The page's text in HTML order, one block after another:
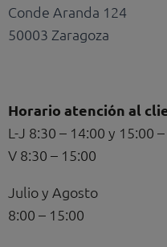
Conde Aranda 124
50003 Zaragoza
Horario atención al
L-J 8:30 – 14:00 y 15:00
V 8:30 – 15:00
Julio y Agosto
8:00 – 15:00